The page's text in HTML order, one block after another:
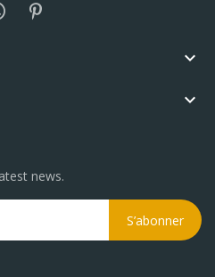


news.
S’abonner